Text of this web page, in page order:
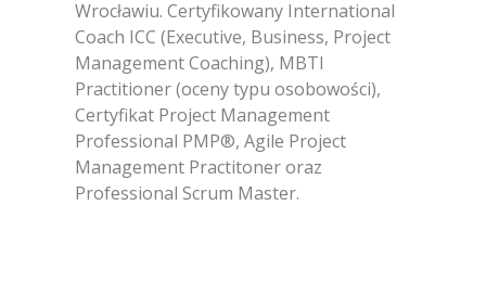
Wrocławiu. Certyfikowany International
Coach ICC (Executive, Business, Project
Management Coaching), MBTI
Practitioner (oceny typu osobowości),
Certyfikat Project Management
Professional PMP®, Agile Project
Management Practitoner oraz
Professional Scrum Master.